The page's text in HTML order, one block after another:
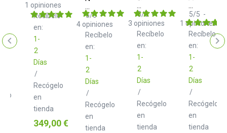
Recíbelo
en:
1-
2
Días
/
Recógelo
en
tienda
1 opiniones
Precio
349,00 €
Instruments
Komplete
Kontrol
M32
Recíbelo
en:
1-
2
Días
/
Recógelo
en
tienda
5/5-
4 opiniones
Audio
Volt
276
USB
Recording
Studio
Recíbelo
en:
1-
2
Días
/
Recógelo
en
tienda
5/5-
3 opiniones
MiniFuse
2
Black
Recíbelo
en:
1-
2
Días
/
Recógelo
en
tienda
5/5 -
1 opiniones